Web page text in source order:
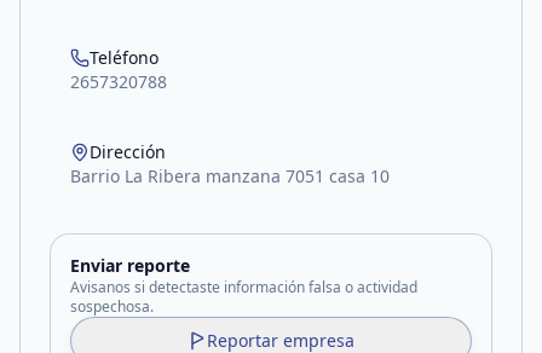
Teléfono
2657320788
Dirección
Barrio La Ribera manzana 7051 casa 10
Enviar reporte
Avisanos si detectaste información falsa o actividad
sospechosa.
Reportar empresa